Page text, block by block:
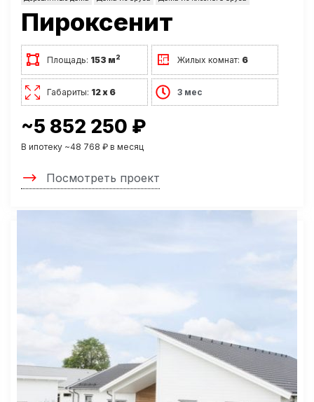
Пироксенит
Площадь: 153 м2 Жилых комнат: 6
Габариты: 12 х 6 3 мес
~5 852 250 ₽
В ипотеку ~48 768 ₽ в месяц
Посмотреть проект